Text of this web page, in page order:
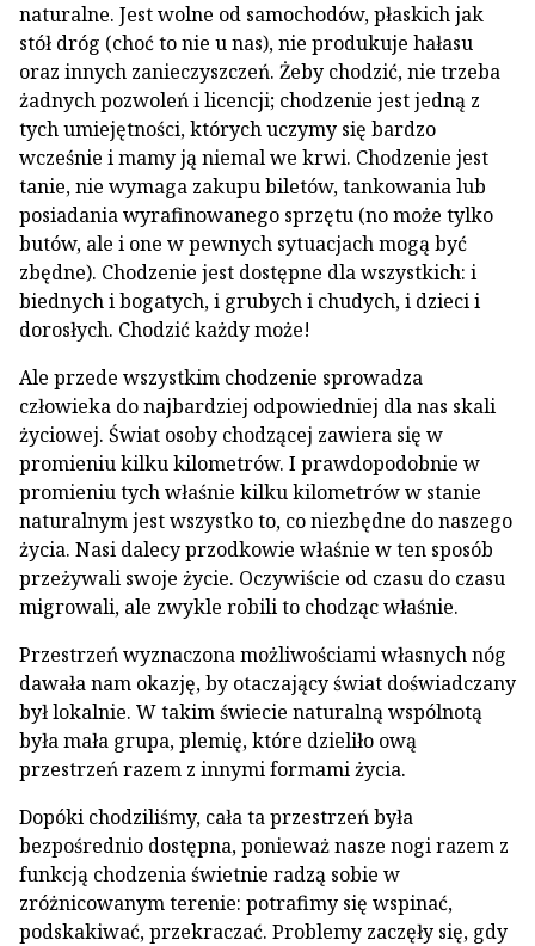
naturalne. Jest wolne od samochodów, płaskich jak
stół dróg (choć to nie u nas), nie produkuje hałasu
oraz innych zanieczyszczeń. Żeby chodzić, nie trzeba
żadnych pozwoleń i licencji; chodzenie jest jedną z
tych umiejętności, których uczymy się bardzo
wcześnie i mamy ją niemal we krwi. Chodzenie jest
tanie, nie wymaga zakupu biletów, tankowania lub
posiadania wyrafinowanego sprzętu (no może tylko
butów, ale i one w pewnych sytuacjach mogą być
zbędne). Chodzenie jest dostępne dla wszystkich: i
biednych i bogatych, i grubych i chudych, i dzieci i
dorosłych. Chodzić każdy może!
Ale przede wszystkim chodzenie sprowadza
człowieka do najbardziej odpowiedniej dla nas skali
życiowej. Świat osoby chodzącej zawiera się w
promieniu kilku kilometrów. I prawdopodobnie w
promieniu tych właśnie kilku kilometrów w stanie
naturalnym jest wszystko to, co niezbędne do naszego
życia. Nasi dalecy przodkowie właśnie w ten sposób
przeżywali swoje życie. Oczywiście od czasu do czasu
migrowali, ale zwykle robili to chodząc właśnie.
Przestrzeń wyznaczona możliwościami własnych nóg
dawała nam okazję, by otaczający świat doświadczany
był lokalnie. W takim świecie naturalną wspólnotą
była mała grupa, plemię, które dzieliło ową
przestrzeń razem z innymi formami życia.
Dopóki chodziliśmy, cała ta przestrzeń była
bezpośrednio dostępna, ponieważ nasze nogi razem z
funkcją chodzenia świetnie radzą sobie w
zróżnicowanym terenie: potrafimy się wspinać,
podskakiwać, przekraczać. Problemy zaczęły się, gdy